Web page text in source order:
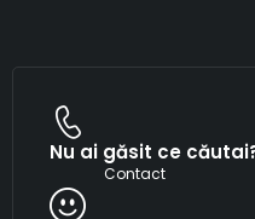
Nu ai găsit ce
Contact